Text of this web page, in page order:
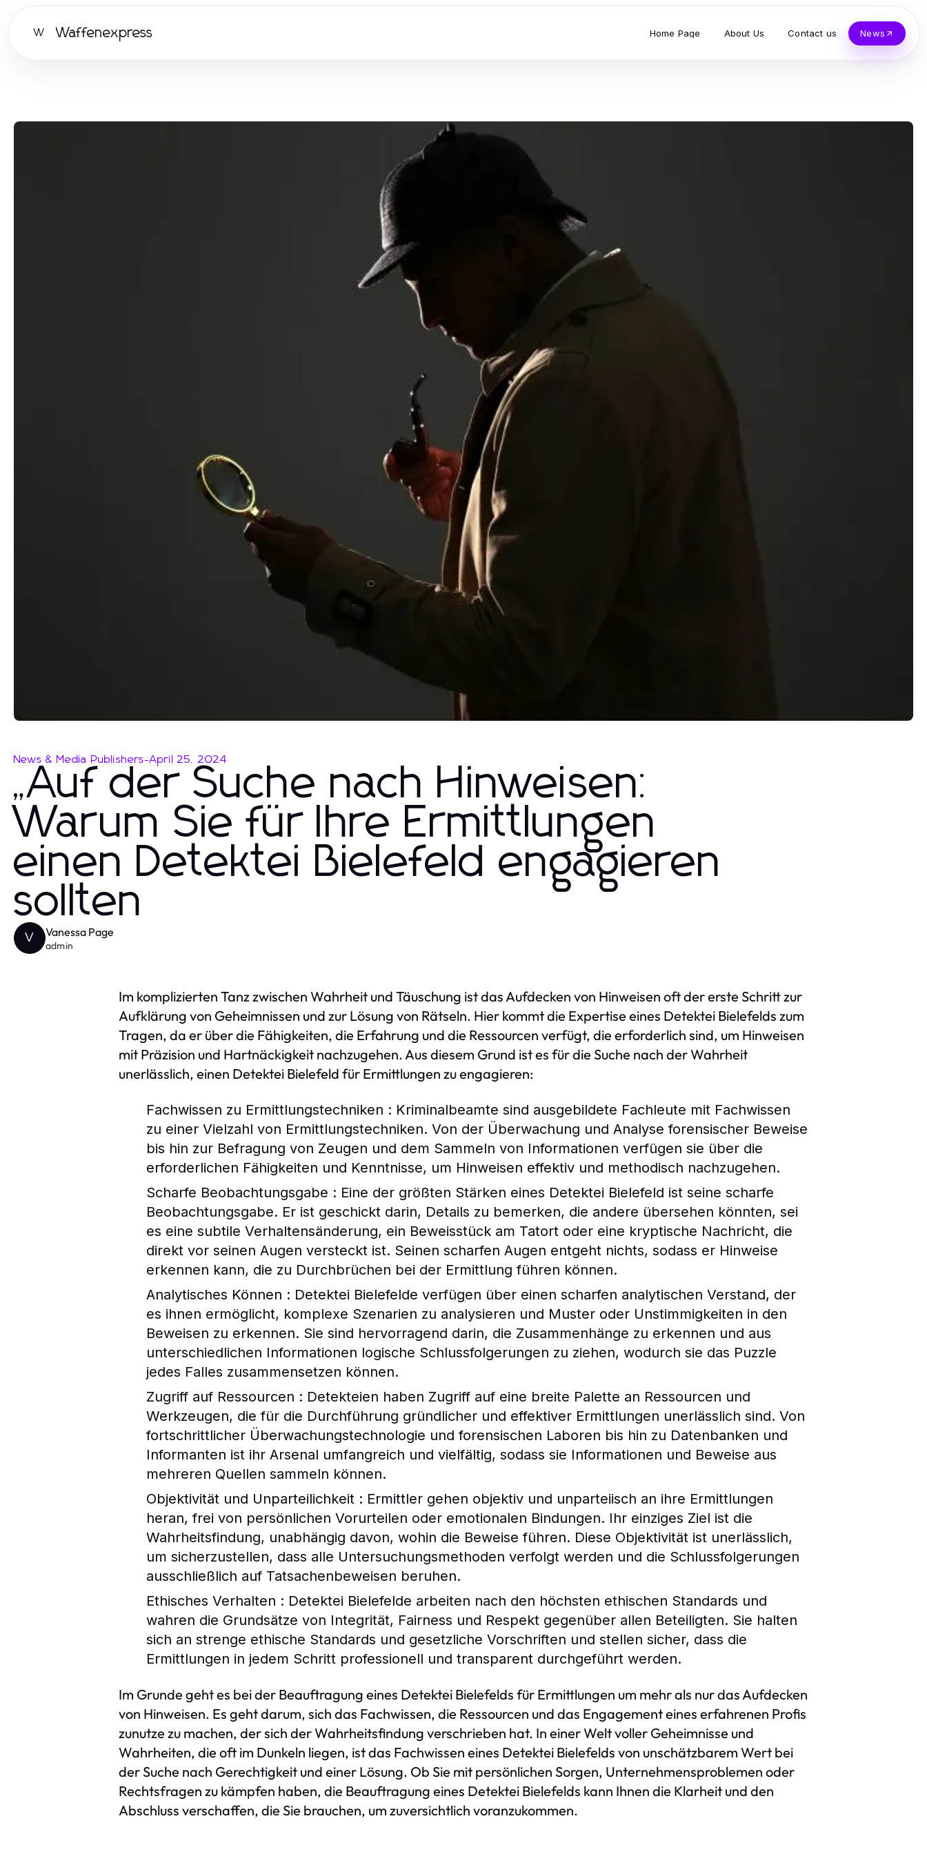
W Waffenexpress Home Page About Us Contact us News
News & Media Publishers-April 25, 2024
„Auf der Suche nach Hinweisen:
Warum Sie für Ihre Ermittlungen
einen Detektei Bielefeld engagieren
sollten
V Vanessa Page
admin
Im komplizierten Tanz zwischen Wahrheit und Täuschung ist das Aufdecken von Hinweisen oft der erste Schritt zur
Aufklärung von Geheimnissen und zur Lösung von Rätseln. Hier kommt die Expertise eines Detektei Bielefelds zum
Tragen, da er über die Fähigkeiten, die Erfahrung und die Ressourcen verfügt, die erforderlich sind, um Hinweisen
mit Präzision und Hartnäckigkeit nachzugehen. Aus diesem Grund ist es für die Suche nach der Wahrheit
unerlässlich, einen Detektei Bielefeld für Ermittlungen zu engagieren:
Fachwissen zu Ermittlungstechniken : Kriminalbeamte sind ausgebildete Fachleute mit Fachwissen
zu einer Vielzahl von Ermittlungstechniken. Von der Überwachung und Analyse forensischer Beweise
bis hin zur Befragung von Zeugen und dem Sammeln von Informationen verfügen sie über die
erforderlichen Fähigkeiten und Kenntnisse, um Hinweisen effektiv und methodisch nachzugehen.
Scharfe Beobachtungsgabe : Eine der größten Stärken eines Detektei Bielefeld ist seine scharfe
Beobachtungsgabe. Er ist geschickt darin, Details zu bemerken, die andere übersehen könnten, sei
es eine subtile Verhaltensänderung, ein Beweisstück am Tatort oder eine kryptische Nachricht, die
direkt vor seinen Augen versteckt ist. Seinen scharfen Augen entgeht nichts, sodass er Hinweise
erkennen kann, die zu Durchbrüchen bei der Ermittlung führen können.
Analytisches Können : Detektei Bielefelde verfügen über einen scharfen analytischen Verstand, der
es ihnen ermöglicht, komplexe Szenarien zu analysieren und Muster oder Unstimmigkeiten in den
Beweisen zu erkennen. Sie sind hervorragend darin, die Zusammenhänge zu erkennen und aus
unterschiedlichen Informationen logische Schlussfolgerungen zu ziehen, wodurch sie das Puzzle
jedes Falles zusammensetzen können.
Zugriff auf Ressourcen : Detekteien haben Zugriff auf eine breite Palette an Ressourcen und
Werkzeugen, die für die Durchführung gründlicher und effektiver Ermittlungen unerlässlich sind. Von
fortschrittlicher Überwachungstechnologie und forensischen Laboren bis hin zu Datenbanken und
Informanten ist ihr Arsenal umfangreich und vielfältig, sodass sie Informationen und Beweise aus
mehreren Quellen sammeln können.
Objektivität und Unparteilichkeit : Ermittler gehen objektiv und unparteiisch an ihre Ermittlungen
heran, frei von persönlichen Vorurteilen oder emotionalen Bindungen. Ihr einziges Ziel ist die
Wahrheitsfindung, unabhängig davon, wohin die Beweise führen. Diese Objektivität ist unerlässlich,
um sicherzustellen, dass alle Untersuchungsmethoden verfolgt werden und die Schlussfolgerungen
ausschließlich auf Tatsachenbeweisen beruhen.
Ethisches Verhalten : Detektei Bielefelde arbeiten nach den höchsten ethischen Standards und
wahren die Grundsätze von Integrität, Fairness und Respekt gegenüber allen Beteiligten. Sie halten
sich an strenge ethische Standards und gesetzliche Vorschriften und stellen sicher, dass die
Ermittlungen in jedem Schritt professionell und transparent durchgeführt werden.
Im Grunde geht es bei der Beauftragung eines Detektei Bielefelds für Ermittlungen um mehr als nur das Aufdecken
von Hinweisen. Es geht darum, sich das Fachwissen, die Ressourcen und das Engagement eines erfahrenen Profis
zunutze zu machen, der sich der Wahrheitsfindung verschrieben hat. In einer Welt voller Geheimnisse und
Wahrheiten, die oft im Dunkeln liegen, ist das Fachwissen eines Detektei Bielefelds von unschätzbarem Wert bei
der Suche nach Gerechtigkeit und einer Lösung. Ob Sie mit persönlichen Sorgen, Unternehmensproblemen oder
Rechtsfragen zu kämpfen haben, die Beauftragung eines Detektei Bielefelds kann Ihnen die Klarheit und den
Abschluss verschaffen, die Sie brauchen, um zuversichtlich voranzukommen.